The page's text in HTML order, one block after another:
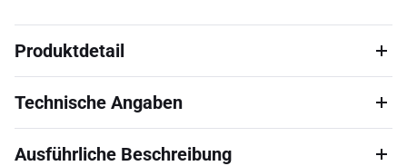
Produktdetail
Technische Angaben
Ausführliche Beschreibung